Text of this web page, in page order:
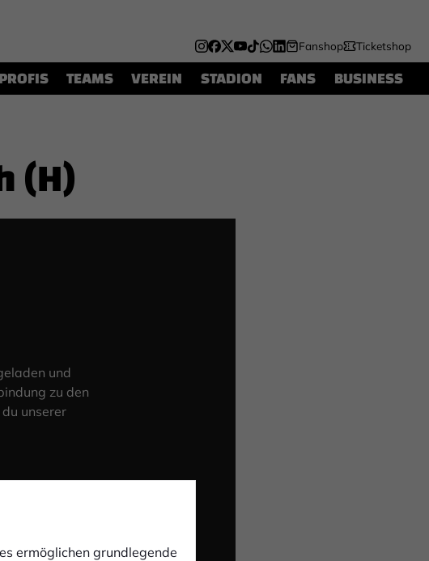
ermöglichen grundlegende
Fanshop Ticketshop
PROFIS TEAMS VEREIN STADION FANS BUSINESS
(H)
und
zu den
unserer